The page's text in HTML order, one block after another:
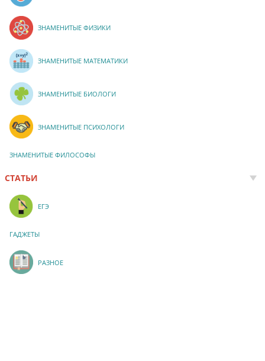
ЗНАМЕНИТЫЕ ФИЗИКИ
ЗНАМЕНИТЫЕ МАТЕМАТИКИ
ЗНАМЕНИТЫЕ БИОЛОГИ
ЗНАМЕНИТЫЕ ПСИХОЛОГИ
ЗНАМЕНИТЫЕ ФИЛОСОФЫ
СТАТЬИ
ЕГЭ
ГАДЖЕТЫ
РАЗНОЕ